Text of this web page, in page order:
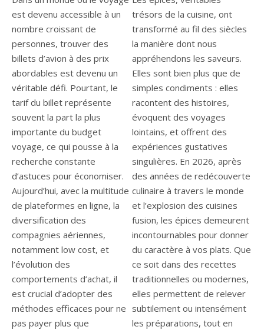
est devenu accessible à un
nombre croissant de
personnes, trouver des
billets d’avion à des prix
abordables est devenu un
véritable défi. Pourtant, le
tarif du billet représente
souvent la part la plus
importante du budget
voyage, ce qui pousse à la
recherche constante
d’astuces pour économiser.
Aujourd’hui, avec la multitude
de plateformes en ligne, la
diversification des
compagnies aériennes,
notamment low cost, et
l’évolution des
comportements d’achat, il
est crucial d’adopter des
méthodes efficaces pour ne
pas payer plus que
trésors de la cuisine, ont
transformé au fil des siècles
la manière dont nous
appréhendons les saveurs.
Elles sont bien plus que de
simples condiments : elles
racontent des histoires,
évoquent des voyages
lointains, et offrent des
expériences gustatives
singulières. En 2026, après
des années de redécouverte
culinaire à travers le monde
et l’explosion des cuisines
fusion, les épices demeurent
incontournables pour donner
du caractère à vos plats. Que
ce soit dans des recettes
traditionnelles ou modernes,
elles permettent de relever
subtilement ou intensément
les préparations, tout en